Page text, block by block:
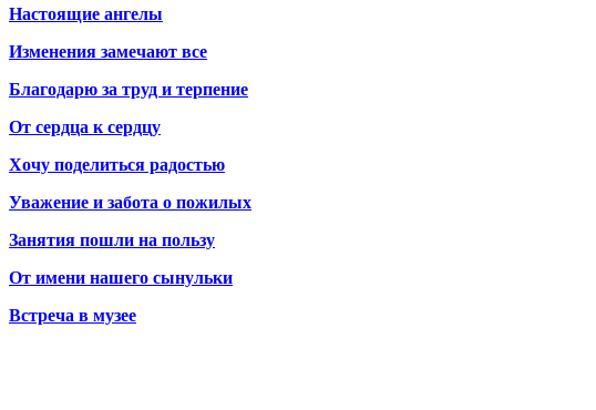
Настоящие ангелы
Изменения замечают все
Благодарю за труд и терпение
От сердца к сердцу
Хочу поделиться радостью
Уважение и забота о пожилых
Занятия пошли на пользу
От имени нашего сынульки
Встреча в музее